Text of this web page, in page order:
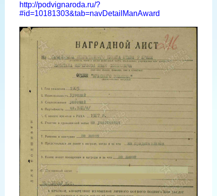
http://podvignaroda.ru/?
#id=10181303&tab=navDetailManAward